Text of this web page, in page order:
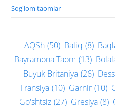
Sog'lom taomlar
AQSh (50) Baliq (8)
Bayramona Taom (13)
Buyuk Britaniya (26)
Fransiya (10) Garnir (10)
Go'shtsiz (27) Gresiya (8)